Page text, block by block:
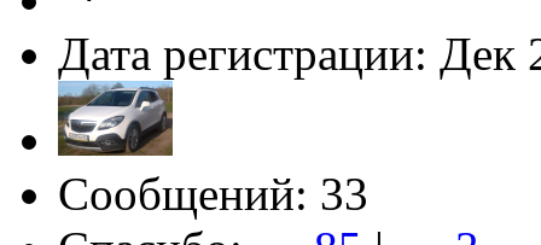
Дата регистрации: Дек
Сообщений: 33